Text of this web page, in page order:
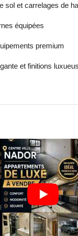
sol et carrelages de
équipées
premium
et finitions